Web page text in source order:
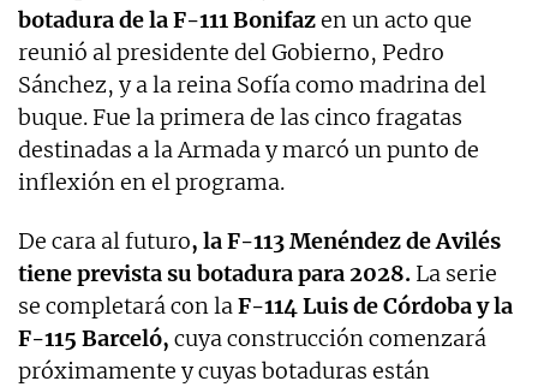
botadura de la F-111 Bonifazen un acto que
reunió al presidente del Gobierno, Pedro
Sánchez, y a la reina Sofía como madrina del
buque. Fue la primera de las cinco fragatas
destinadas a la Armada y marcó un punto de
inflexión en el programa.
De cara al futuro, la F-113 Menéndez de Avilés
tiene prevista su botadura para 2028. La serie
se completará con laF-114 Luis de Córdoba y la
F-115 Barceló, cuya construcción comenzará
próximamente y cuyas botaduras están